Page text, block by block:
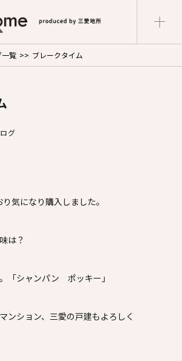
ト リフォームサイト
くり
ウス
一覧 ブレークタイム
グ
気になり購入しました。
は？
「シャンパン ポッキー」
ンション、三愛の戸建もよろしく